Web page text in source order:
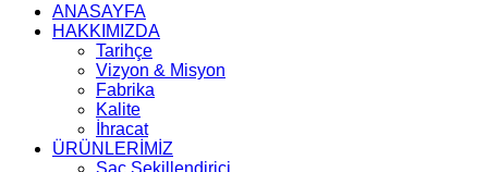
ANASAYFA
HAKKIMIZDA
Tarihçe
Vizyon & Misyon
Fabrika
Kalite
İhracat
ÜRÜNLERİMİZ
Saç Şekillendirici